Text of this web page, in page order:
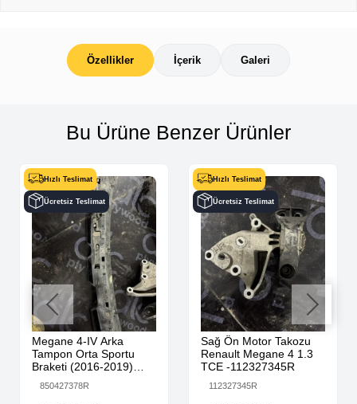
Özellikler İçerik Galeri
Bu Ürüne Benzer Ürünler
Hızlı Teslimat
Ücretsiz Teslimat
Megane 4-IV Arka
Tampon Orta Sportu
Braketi (2016-2019)
Mais
850427378R
Hızlı Teslimat
Ücretsiz Teslimat
Sağ Ön Motor Takozu
Renault Megane 4 1.3
TCE -112327345R
112327345R